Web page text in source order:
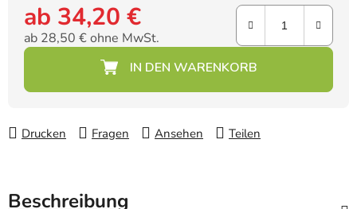
ab 34,20 €
ab 28,50 €ohne MwSt.
Drucken Fragen Ansehen Teilen
Beschreibung